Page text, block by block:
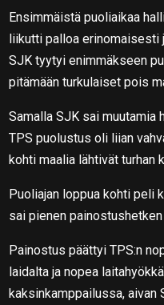
Ensimmäistä puoliaikaa
liikutti palloa erinomaisesti
SJK tyytyi enimmäkseen
pitämään turkulaiset pois
Samalla SJK sai muutamia
TPS puolustus oli liian
kohti maalia lähtivät turhan
Puoliajan loppua kohti peli
sai pienen
Painostus päättyi TPS:n
laidalta ja nopea
kaksinkamppailussa, aivan